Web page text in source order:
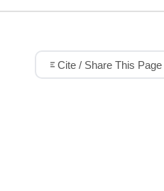
Cite / Share This Page